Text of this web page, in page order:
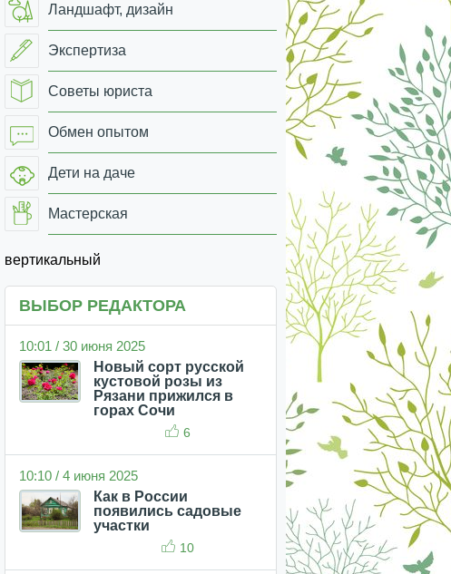
Ландшафт, дизайн
Экспертиза
Советы юриста
Обмен опытом
Дети на даче
Мастерская
вертикальный
ВЫБОР РЕДАКТОРА
10:01 / 30 июня 2025
Новый сорт русской
кустовой розы из
Рязани прижился в
горах Сочи
6
10:10 / 4 июня 2025
Как в России
появились садовые
участки
10